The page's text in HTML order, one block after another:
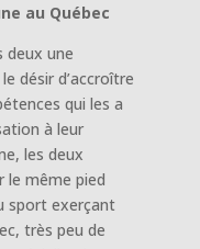
au Québec
deux une
désir d’accroître
qui les a
à leur
les deux
le même pied
sport exerçant
très peu de